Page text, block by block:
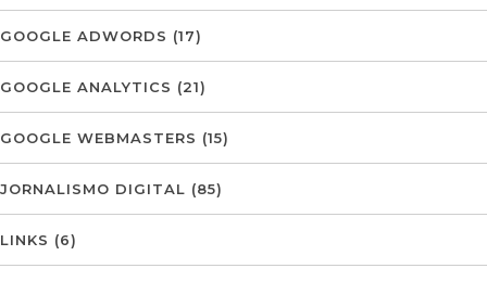
GOOGLE ADWORDS (17)
GOOGLE ANALYTICS (21)
GOOGLE WEBMASTERS (15)
JORNALISMO DIGITAL (85)
LINKS (6)